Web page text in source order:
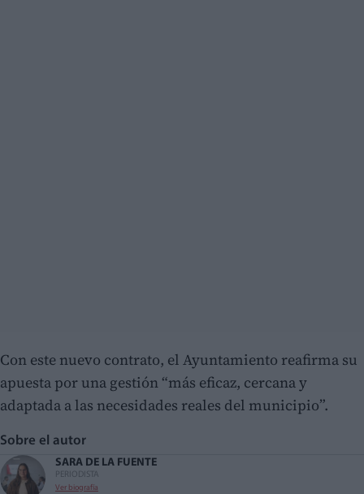
Con este nuevo contrato, el Ayuntamiento reafirma su
apuesta por una gestión “más eficaz, cercana y
adaptada a las necesidades reales del municipio”.
Sobre el autor
SARA DE LA FUENTE
PERIODISTA
Ver biografía